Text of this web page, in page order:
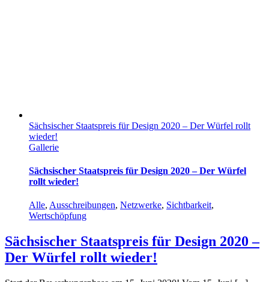
Sächsischer Staatspreis für Design 2020 – Der Würfel rollt
wieder!
Gallerie
Sächsischer Staatspreis für Design 2020 – Der Würfel
rollt wieder!
Alle, Ausschreibungen, Netzwerke, Sichtbarkeit,
Wertschöpfung
Sächsischer Staatspreis für Design 2020 –
Der Würfel rollt wieder!